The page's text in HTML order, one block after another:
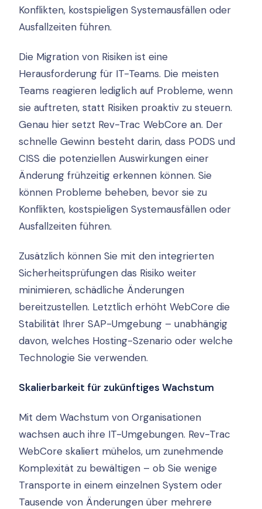
Konflikten, kostspieligen Systemausfällen oder
Ausfallzeiten führen.
Die Migration von Risiken ist eine
Herausforderung für IT-Teams. Die meisten
Teams reagieren lediglich auf Probleme, wenn
sie auftreten, statt Risiken proaktiv zu steuern.
Genau hier setzt Rev-Trac WebCore an. Der
schnelle Gewinn besteht darin, dass PODS und
CISS die potenziellen Auswirkungen einer
Änderung frühzeitig erkennen können. Sie
können Probleme beheben, bevor sie zu
Konflikten, kostspieligen Systemausfällen oder
Ausfallzeiten führen.
Zusätzlich können Sie mit den integrierten
Sicherheitsprüfungen das Risiko weiter
minimieren, schädliche Änderungen
bereitzustellen. Letztlich erhöht WebCore die
Stabilität Ihrer SAP-Umgebung – unabhängig
davon, welches Hosting-Szenario oder welche
Technologie Sie verwenden.
Skalierbarkeit für zukünftiges Wachstum
Mit dem Wachstum von Organisationen
wachsen auch ihre IT-Umgebungen. Rev-Trac
WebCore skaliert mühelos, um zunehmende
Komplexität zu bewältigen – ob Sie wenige
Transporte in einem einzelnen System oder
Tausende von Änderungen über mehrere